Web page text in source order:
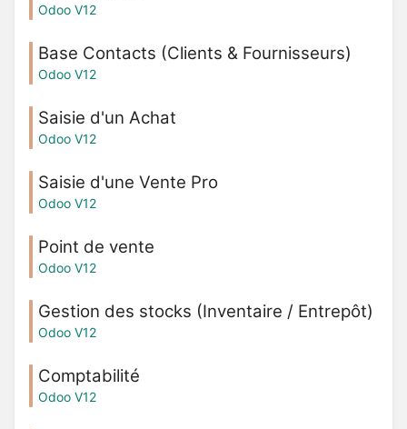
Odoo V12
Base Contacts (Clients & Fournisseurs)
Odoo V12
Saisie d'un Achat
Odoo V12
Saisie d'une Vente Pro
Odoo V12
Point de vente
Odoo V12
Gestion des stocks (Inventaire / Entrepôt)
Odoo V12
Comptabilité
Odoo V12